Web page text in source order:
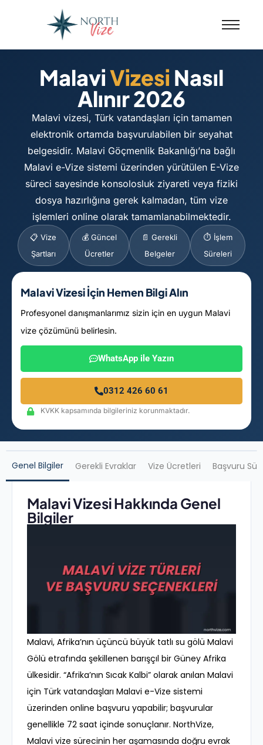
MalaviVizesi Nasıl
Alınır 2026
Malavi vizesi, Türk vatandaşları için tamamen
elektronik ortamda başvurulabilen bir seyahat
belgesidir. Malavi Göçmenlik Bakanlığı’na bağlı
Malavi e-Vize sistemi üzerinden yürütülen E-Vize
süreci sayesinde konsolosluk ziyareti veya fiziki
dosya hazırlığına gerek kalmadan, tüm vize
işlemleri online olarak tamamlanabilmektedir.
📋 Vize
Şartları
💰 Güncel
Ücretler
📄 Gerekli
Belgeler
⏱️ İşlem
Süreleri
Malavi Vizesi İçin Hemen Bilgi Alın
Profesyonel danışmanlarımız sizin için en uygun Malavi
vize çözümünü belirlesin.
WhatsApp ile Yazın
0312 426 60 61
KVKK kapsamında bilgileriniz korunmaktadır.
Genel Bilgiler Gerekli Evraklar Vize Ücretleri Başvuru
Malavi Vizesi Hakkında Genel
Bilgiler
Malavi, Afrika’nın üçüncü büyük tatlı su gölü Malavi
Gölü etrafında şekillenen barışçıl bir Güney Afrika
ülkesidir. “Afrika’nın Sıcak Kalbi” olarak anılan Malavi
için Türk vatandaşları Malavi e-Vize sistemi
üzerinden online başvuru yapabilir; başvurular
genellikle 72 saat içinde sonuçlanır. NorthVize,
Malavi vize sürecinin her aşamasında doğru evrak